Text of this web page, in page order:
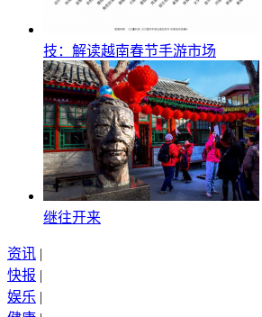
技：解读越南春节手游市场
继往开来
资讯 |
快报 |
娱乐 |